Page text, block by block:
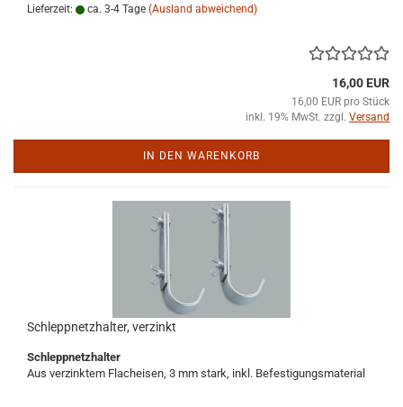
Lieferzeit: ca. 3-4 Tage (Ausland abweichend)
16,00 EUR
16,00 EUR pro Stück
inkl. 19% MwSt. zzgl. Versand
IN DEN WARENKORB
Schleppnetzhalter, verzinkt
Schleppnetzhalter
Aus verzinktem Flacheisen, 3 mm stark, inkl. Befestigungsmaterial